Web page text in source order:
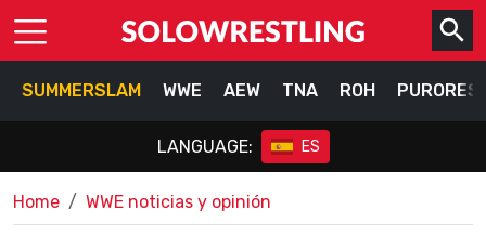
SUMMERSLAM WWE AEW TNA ROH
LANGUAGE: ES
Home WWE noticias y opinión